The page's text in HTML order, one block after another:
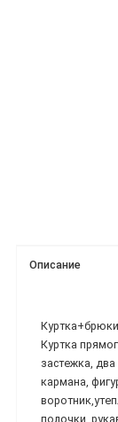
Описание
Куртка+брюки.
Куртка
застежка,
кармана,
полочки,